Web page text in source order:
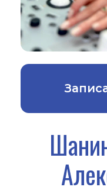
ВРАЧ
Стаж: 21
государственный
университет. 2005,
квалификации. 2019,
Проводит ЭХО КГ (
Стоимость услуги